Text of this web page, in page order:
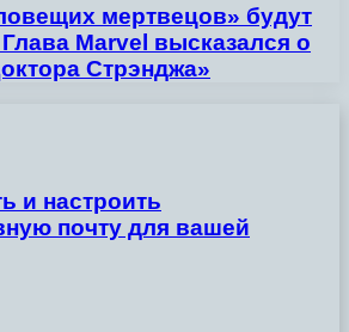
мертвецов» будут
Marvel высказался о
Стрэнджа»
и настроить
почту для вашей